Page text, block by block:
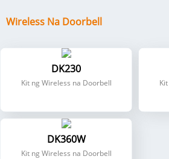
Wireless Na Doorbell
DK230
Kit ng Wireless na Doorbell
DK360W
Kit ng Wireless na Doorbell